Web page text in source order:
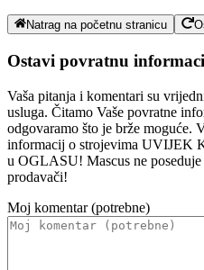
Natrag na početnu stranicu
Ostavi povratnu
Vaša pitanja i komentari su
usluga. Čitamo Vaše povratne
odgovaramo što je brže
informacij o strojevima
u OGLASU! Mascus ne
prodavači!
Moj komentar (potrebne)